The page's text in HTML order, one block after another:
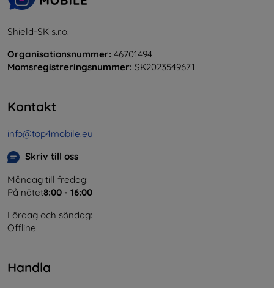
Shield-SK s.r.o.
Organisationsnummer: 46701494
Momsregistreringsnummer: SK2023549671
Kontakt
info@top4mobile.eu
Skriv till oss
Måndag till fredag:
På nätet8:00 - 16:00
Lördag och söndag:
Offline
Handla